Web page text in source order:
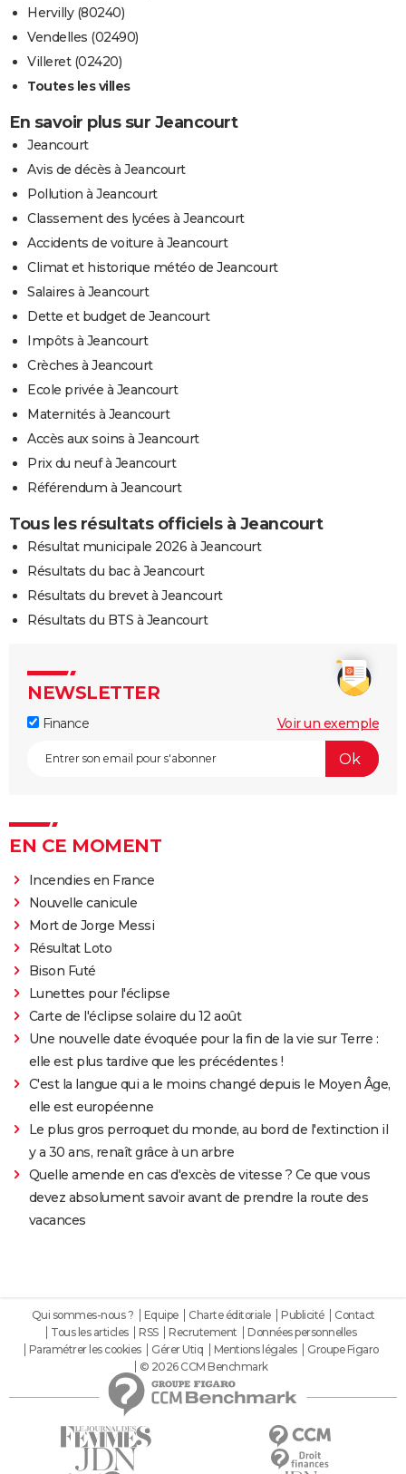
Hervilly (80240)
Vendelles (02490)
Villeret (02420)
Toutes les villes
En savoir plus sur Jeancourt
Jeancourt
Avis de décès à Jeancourt
Pollution à Jeancourt
Classement des lycées à Jeancourt
Accidents de voiture à Jeancourt
Climat et historique météo de Jeancourt
Salaires à Jeancourt
Dette et budget de Jeancourt
Impôts à Jeancourt
Crèches à Jeancourt
Ecole privée à Jeancourt
Maternités à Jeancourt
Accès aux soins à Jeancourt
Prix du neuf à Jeancourt
Référendum à Jeancourt
Tous les résultats officiels à Jeancourt
Résultat municipale 2026 à Jeancourt
Résultats du bac à Jeancourt
Résultats du brevet à Jeancourt
Résultats du BTS à Jeancourt
NEWSLETTER
Finance Voir un exemple
EN CE MOMENT
Incendies en France
Nouvelle canicule
Mort de Jorge Messi
Résultat Loto
Bison Futé
Lunettes pour l'éclipse
Carte de l'éclipse solaire du 12 août
Une nouvelle date évoquée pour la fin de la vie sur Terre :
elle est plus tardive que les précédentes !
C'est la langue qui a le moins changé depuis le Moyen Âge,
elle est européenne
Le plus gros perroquet du monde, au bord de l'extinction il
y a 30 ans, renaît grâce à un arbre
Quelle amende en cas d'excès de vitesse ? Ce que vous
devez absolument savoir avant de prendre la route des
vacances
Qui sommes-nous ? Equipe Charte éditoriale Publicité
Contact
Tous les articles
RSS Recrutement
Données personnelles
Paramétrer les cookies
Gérer Utiq Mentions légales
Groupe Figaro
© 2026 CCM Benchmark